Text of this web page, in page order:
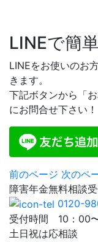
LINEで簡
LINEをお使いのお
きます。
下記ボタンから「
にお問合せ下さい！
前のページ 次のペ
障害年金無料相談
0120-
受付時間 10：00
土日祝は応相談